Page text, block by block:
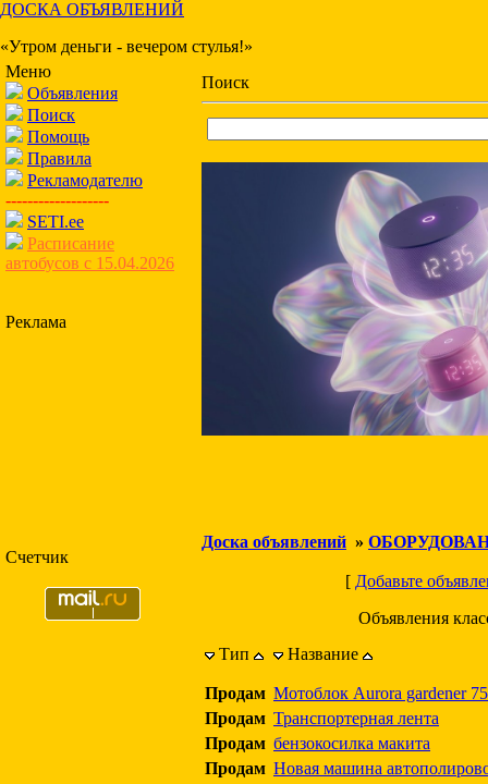
ДОСКА ОБЪЯВЛЕНИЙ
«Утром деньги - вечером стулья!»
Меню
Объявления
Поиск
Помощь
Правила
Рекламодателю
-------------------
SETI.ee
Расписание
автобусов с 15.04.2026
Реклама
Счетчик
Поиск
Доска объявлений »
[ Добавьте
Объявления
Тип
Название
Продам Мотоблок Aurora gardener
Продам Транспортерная лента
Продам бензокосилка макита
Продам Новая машина